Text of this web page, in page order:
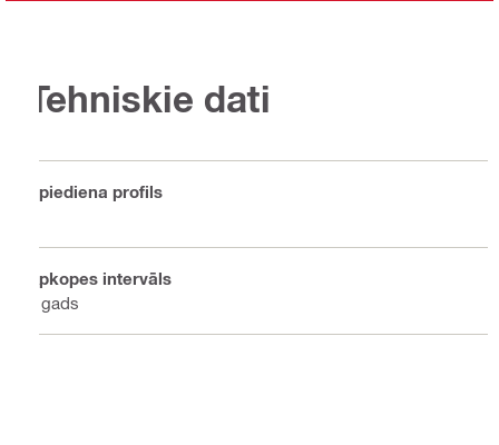
Tehniskie dati
Spiediena profils
Apkopes intervāls
1 gads